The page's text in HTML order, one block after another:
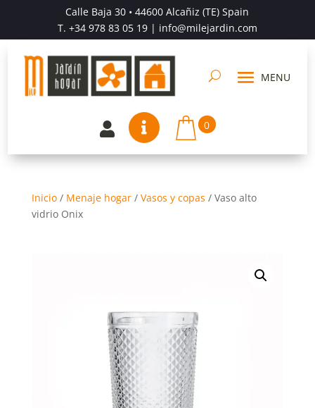
Calle Baja 30 • 44600 Alcañiz (TE) Spain
T. +34 978 83 05 19| info@milejardin.com
  0
Inicio/ Menaje hogar/ Vasos y copas / Vaso alto
vidrio Onix